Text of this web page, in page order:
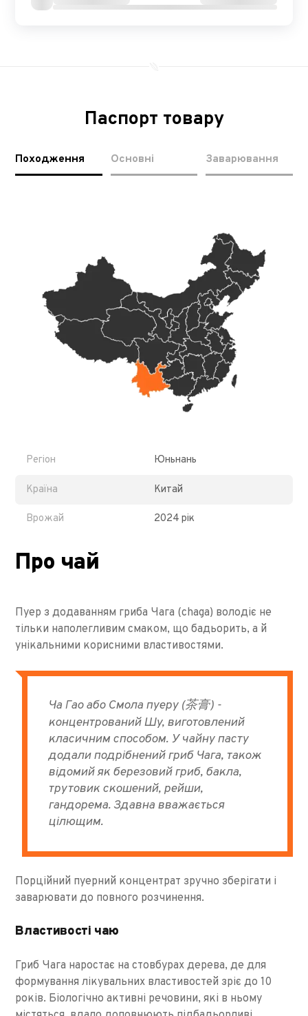
Паспорт товару
Походження Основні Заварювання
Регіон Юньнань
Країна Китай
Врожай 2024 рік
Про чай
Пуер з додаванням гриба Чага (chaga) володіє не
тільки наполегливим смаком, що бадьорить, а й
унікальними корисними властивостями.
Ча Гао або Смола пуеру (茶膏) -
концентрований Шу, виготовлений
класичним способом. У чайну пасту
додали подрібнений гриб Чага, також
відомий як березовий гриб, бакла,
трутовик скошений, рейши,
гандорема. Здавна вважається
цілющим.
Порційний пуерний концентрат зручно зберігати і
заварювати до повного розчинення.
Властивості чаю
Гриб Чага наростає на стовбурах дерева, де для
формування лікувальних властивостей зріє до 10
років. Біологічно активні речовини, які в ньому